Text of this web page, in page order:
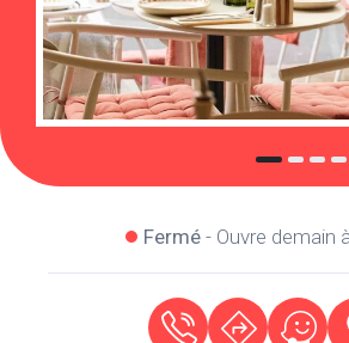
Fermé - Ouvre demain